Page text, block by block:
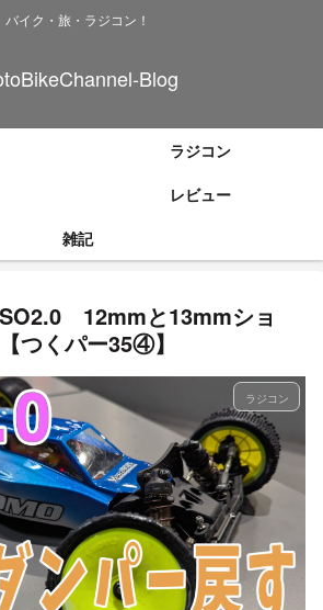
バイク・旅・ラジコン！
Blog
ラジコン
レビュー
雑記
SO2.0 12mmと13mmショ
つくパー35④】
ラジコン